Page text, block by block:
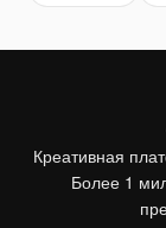
Креативная
Более 1